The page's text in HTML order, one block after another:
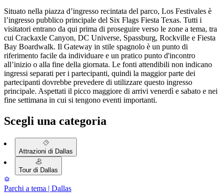
Situato nella piazza d’ingresso recintata del parco, Los Festivales è
l’ingresso pubblico principale del Six Flags Fiesta Texas. Tutti i
visitatori entrano da qui prima di proseguire verso le zone a tema, tra
cui Crackaxle Canyon, DC Universe, Spassburg, Rockville e Fiesta
Bay Boardwalk. Il Gateway in stile spagnolo è un punto di
riferimento facile da individuare e un pratico punto d'incontro
all’inizio o alla fine della giornata. Le fonti attendibili non indicano
ingressi separati per i partecipanti, quindi la maggior parte dei
partecipanti dovrebbe prevedere di utilizzare questo ingresso
principale. Aspettati il picco maggiore di arrivi venerdì e sabato e nei
fine settimana in cui si tengono eventi importanti.
Scegli una categoria
Attrazioni di Dallas
Tour di Dallas
Parchi a tema | Dallas